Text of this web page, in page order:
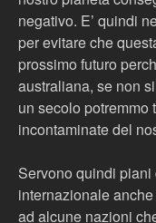
negativo. E’ quindi
per evitare che
prossimo futuro
australiana, se non
un secolo potremmo
incontaminate del
Servono quindi
internazionale
ad alcune nazioni